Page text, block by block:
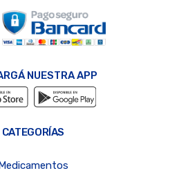
NUESTRA APP
CATEGORÍAS